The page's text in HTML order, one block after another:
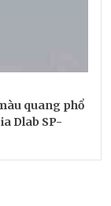
quang phổ
Dlab SP-